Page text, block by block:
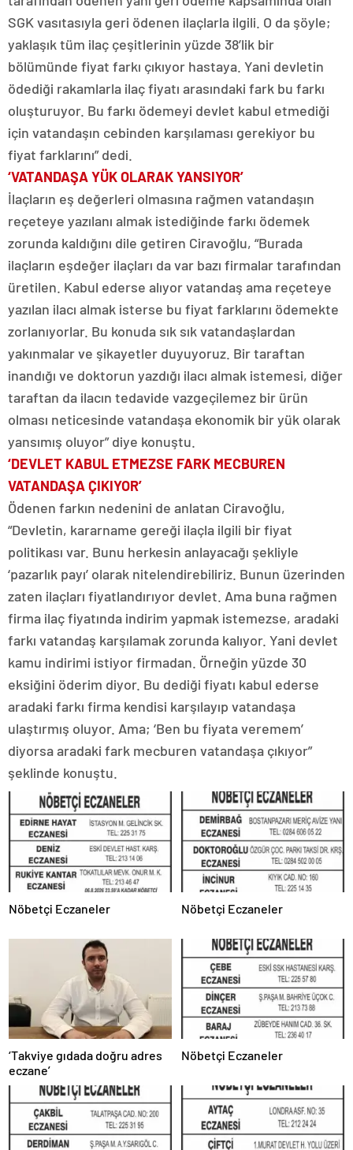
SGK vasıtasıyla geri ödenen ilaçlarla ilgili. O da şöyle;
yaklaşık tüm ilaç çeşitlerinin yüzde 38’lik bir
bölümünde fiyat farkı çıkıyor hastaya. Yani devletin
ödediği rakamlarla ilaç fiyatı arasındaki fark bu farkı
oluşturuyor. Bu farkı ödemeyi devlet kabul etmediği
için vatandaşın cebinden karşılaması gerekiyor bu
fiyat farklarını” dedi.
‘VATANDAŞA YÜK OLARAK YANSIYOR’
İlaçların eş değerleri olmasına rağmen vatandaşın
reçeteye yazılanı almak istediğinde farkı ödemek
zorunda kaldığını dile getiren Ciravoğlu, “Burada
ilaçların eşdeğer ilaçları da var bazı firmalar tarafından
üretilen. Kabul ederse alıyor vatandaş ama reçeteye
yazılan ilacı almak isterse bu fiyat farklarını ödemekte
zorlanıyorlar. Bu konuda sık sık vatandaşlardan
yakınmalar ve şikayetler duyuyoruz. Bir taraftan
inandığı ve doktorun yazdığı ilacı almak istemesi, diğer
taraftan da ilacın tedavide vazgeçilemez bir ürün
olması neticesinde vatandaşa ekonomik bir yük olarak
yansımış oluyor” diye konuştu.
‘DEVLET KABUL ETMEZSE FARK MECBUREN
VATANDAŞA ÇIKIYOR’
Ödenen farkın nedenini de anlatan Ciravoğlu,
“Devletin, kararname gereği ilaçla ilgili bir fiyat
politikası var. Bunu herkesin anlayacağı şekliyle
‘pazarlık payı’ olarak nitelendirebiliriz. Bunun üzerinden
zaten ilaçları fiyatlandırıyor devlet. Ama buna rağmen
firma ilaç fiyatında indirim yapmak istemezse, aradaki
farkı vatandaş karşılamak zorunda kalıyor. Yani devlet
kamu indirimi istiyor firmadan. Örneğin yüzde 30
eksiğini öderim diyor. Bu dediği fiyatı kabul ederse
aradaki farkı firma kendisi karşılayıp vatandaşa
ulaştırmış oluyor. Ama; ‘Ben bu fiyata veremem’
diyorsa aradaki fark mecburen vatandaşa çıkıyor”
şeklinde konuştu.
Nöbetçi Eczaneler Nöbetçi Eczaneler
‘Takviye gıdada doğru adres
eczane’
Nöbetçi Eczaneler